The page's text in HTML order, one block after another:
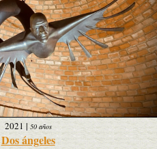
2021 | 50 años
Dos ángeles